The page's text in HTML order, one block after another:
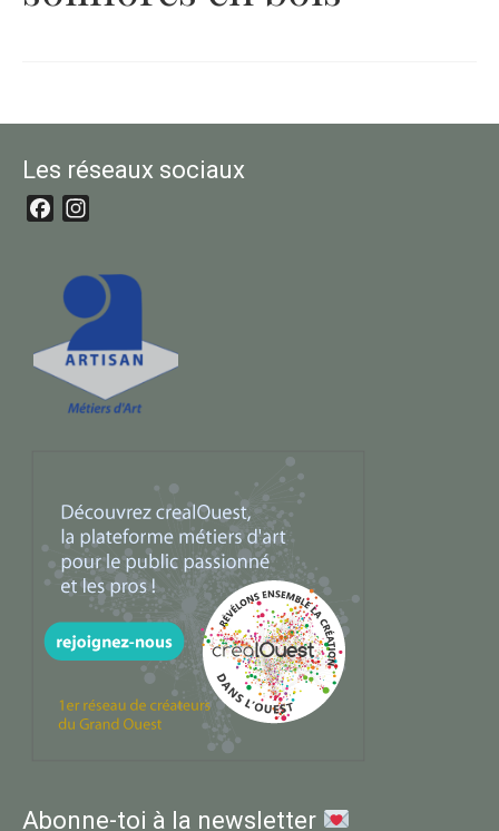
Les réseaux sociaux
Facebook
Abonne-toi à la newsletter